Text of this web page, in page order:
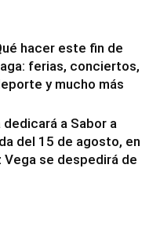
hacer este fin de
ferias, conciertos,
y mucho más
a Sabor a
del 15 de agosto, en
Vega se despedirá de